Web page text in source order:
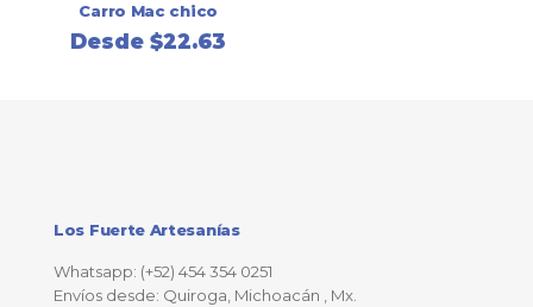
Carro Mac chico
Desde$22.63
Los Fuerte Artesanías
Whatsapp: (+52) 454 354 0251
Envíos desde: Quiroga, Michoacán , Mx.